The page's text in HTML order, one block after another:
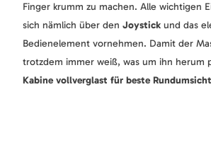
Finger krumm zu machen. Alle wichtigen
sich nämlich über den Joystick und das
Bedienelement vornehmen. Damit der
trotzdem immer weiß, was um ihn herum
Kabine vollverglast für beste